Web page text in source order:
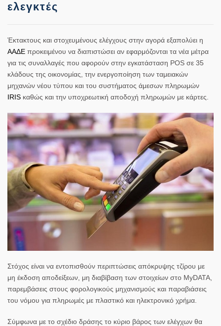
ελεγκτές
Έκτακτους και στοχευμένους ελέγχους στην αγορά εξαπολύει η
ΑΑΔΕ προκειμένου να διαπιστώσει αν εφαρμόζονται τα νέα μέτρα
για τις συναλλαγές που αφορούν στην εγκατάσταση POS σε 35
κλάδους της οικονομίας, την ενεργοποίηση των ταμειακών
μηχανών νέου τύπου και του συστήματος άμεσων πληρωμών
IRIS καθώς και την υποχρεωτική αποδοχή πληρωμών με κάρτες.
Στόχος είναι να εντοπισθούν περιπτώσεις απόκρυψης τζίρου με
μη έκδοση αποδείξεων, μη διαβίβαση των στοιχείων στο MyDATA,
παρεμβάσεις στους φορολογικούς μηχανισμούς και παραβιάσεις
του νόμου για πληρωμές με πλαστικό και ηλεκτρονικό χρήμα.
Σύμφωνα με το σχέδιο δράσης το κύριο βάρος των ελέγχων θα